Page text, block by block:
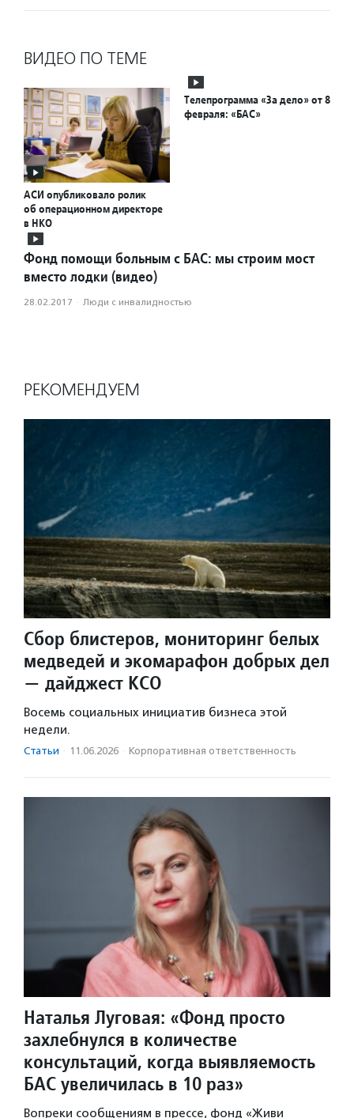
ВИДЕО ПО ТЕМЕ
АСИ опубликовало ролик
об операционном директоре
в НКО
Телепрограмма «За дело» от 8
февраля: «БАС»
Фонд помощи больным с БАС: мы строим мост
вместо лодки (видео)
28.02.2017 · Люди с инвалидностью
РЕКОМЕНДУЕМ
Сбор блистеров, мониторинг белых
медведей и экомарафон добрых дел
— дайджест КСО
Восемь социальных инициатив бизнеса этой
недели.
Статьи · 11.06.2026 · Корпоративная ответственность
Наталья Луговая: «Фонд просто
захлебнулся в количестве
консультаций, когда выявляемость
БАС увеличилась в 10 раз»
Вопреки сообщениям в прессе, фонд «Живи